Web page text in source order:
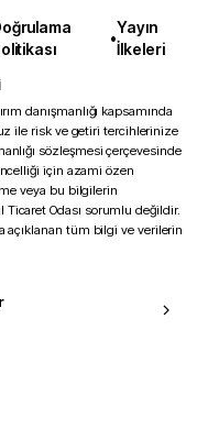
•
Yayın
İlkeleri
danışmanlığı kapsamında
ile risk ve getiri tercihlerinize
sözleşmesi çerçevesinde
için azami özen
veya bu bilgilerin
Odası sorumlu değildir.
açıklanan tüm bilgi ve verilerin